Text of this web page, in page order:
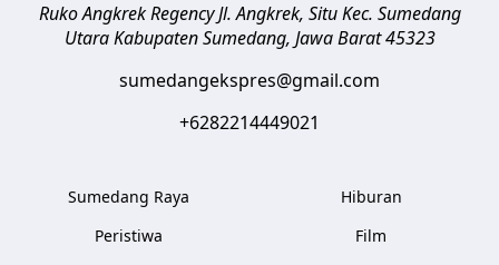
Ruko Angkrek Regency Jl. Angkrek, Situ Kec. Sumedang
Utara Kabupaten Sumedang, Jawa Barat 45323
sumedangekspres@gmail.com
+6282214449021
Sumedang Raya
Peristiwa
Hiburan
Film